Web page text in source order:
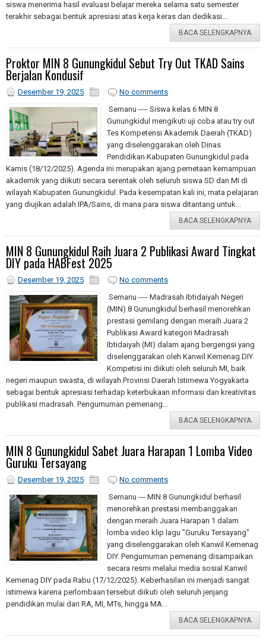
siswa menerima hasil evaluasi belajar mereka selama satu semester
terakhir sebagai bentuk apresiasi atas kerja keras dan dedikasi...
BACA SELENGKAPNYA
Proktor MIN 8 Gunungkidul Sebut Try Out TKAD Sains
Berjalan Kondusif
Desember 19, 2025
No comments
Semanu ---- Siswa kelas 6 MIN 8
Gunungkidul mengikuti uji coba atau try out
Tes Kompetensi Akademik Daerah (TKAD)
yang diselenggarakan oleh Dinas
Pendidikan Kabupaten Gunungkidul pada
Kamis (18/12/2025). Agenda ini merupakan ajang pemetaan kemampuan
akademik yang diikuti secara serentak oleh seluruh siswa SD dan MI di
wilayah Kabupaten Gunungkidul. Pada kesempatan kali ini, mata pelajaran
yang diujikan adalah IPA/Sains, di mana para siswa ditantang untuk...
BACA SELENGKAPNYA
MIN 8 Gunungkidul Raih Juara 2 Publikasi Award Tingkat
DIY pada HABFest 2025
Desember 19, 2025
No comments
Semanu ---- Madrasah Ibtidaiyah Negeri
(MIN) 8 Gunungkidul berhasil menorehkan
prestasi gemilang dengan meraih Juara 2
Publikasi Award kategori Madrasah
Ibtidaiyah (MI) dalam ajang bergengsi yang
diselenggarakan oleh Kanwil Kemenag DIY.
Kompetisi ini diikuti oleh seluruh MI, baik
negeri maupun swasta, di wilayah Provinsi Daerah Istimewa Yogyakarta
sebagai bentuk apresiasi terhadap keterbukaan informasi dan kreativitas
publikasi madrasah. Pengumuman pemenang...
BACA SELENGKAPNYA
MIN 8 Gunungkidul Sabet Juara Harapan 1 Lomba Video
Guruku Tersayang
Desember 19, 2025
No comments
Semanu --- MIN 8 Gunungkidul berhasil
menorehkan prestasi membanggakan
dengan meraih Juara Harapan 1 dalam
lomba video klip lagu "Guruku Tersayang"
yang diselenggarakan oleh Kanwil Kemenag
DIY. Pengumuman pemenang disampaikan
secara resmi melalui media sosial Kanwil
Kemenag DIY pada Rabu (17/12/2025). Keberhasilan ini menjadi sangat
istimewa karena perlombaan tersebut diikuti oleh seluruh jenjang
pendidikan mulai dari RA, MI, MTs, hingga MA...
BACA SELENGKAPNYA